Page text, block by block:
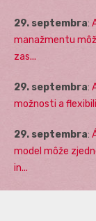
29. septembra:
manažmentu
zas...
29. septembra:
možnosti a
29. septembra:
model môže
in...